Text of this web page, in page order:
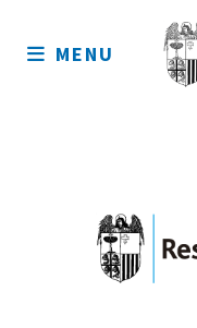
sitio
MENU